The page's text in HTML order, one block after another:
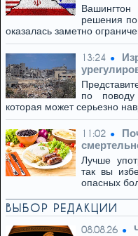
решения по
оказалась заметно
13:24
по
которая может серьезно
11:02
Лучше
так вы
опасных
ВЫБОР РЕДАКЦИИ
08.08.26